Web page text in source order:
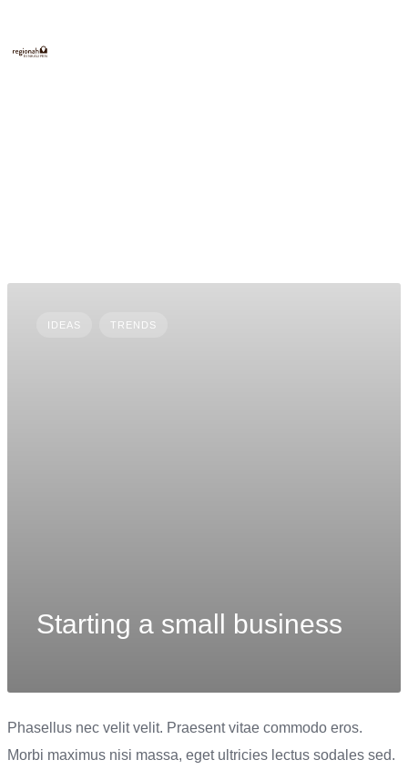
E INKAUFEN
IDEAS TRENDS
Starting a small business
Phasellus nec velit velit. Praesent vitae commodo eros.
Morbi maximus nisi massa, eget ultricies lectus sodales sed.